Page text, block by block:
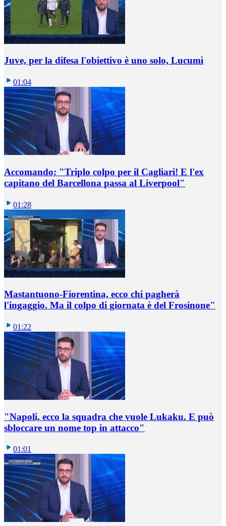
Juve, per la difesa l'obiettivo è uno solo, Lucumì
01:04
Accomando: "Triplo colpo per il Cagliari! E l'ex
capitano del Barcellona passa al Liverpool"
01:28
Mastantuono-Fiorentina, ecco chi pagherà
l'ingaggio. Ma il colpo di giornata è del Frosinone"
01:22
"Napoli, ecco la squadra che vuole Lukaku. E può
sbloccare un nome top in attacco"
01:01